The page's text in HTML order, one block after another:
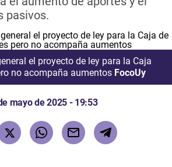
pasivos.
el proyecto de ley para la Caja
no acompaña aumentos FocoUy
mayo de 2025 - 19:53